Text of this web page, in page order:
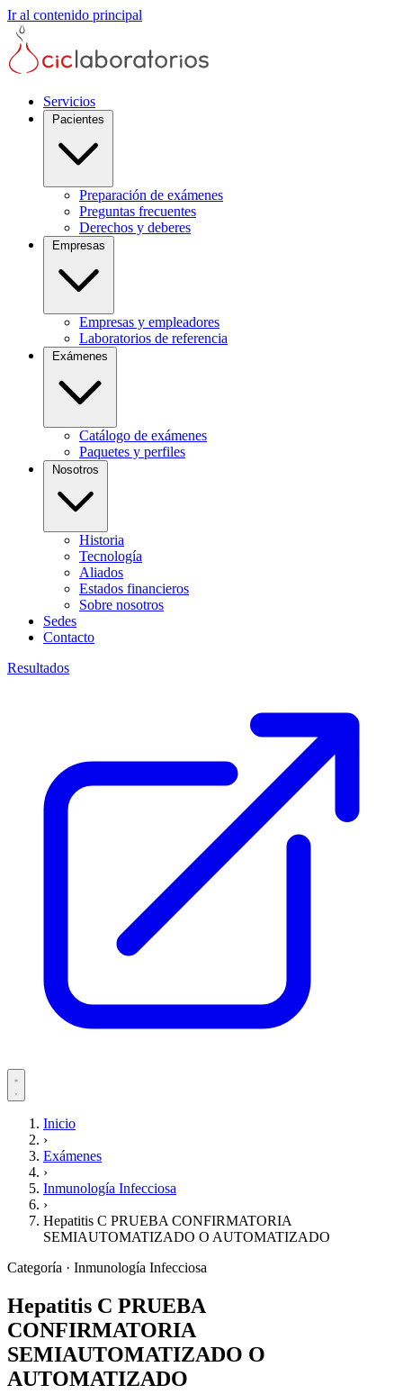
Ir al contenido principal
Servicios
Preparación de exámenes
Preguntas frecuentes
Derechos y deberes
Empresas y empleadores
Laboratorios de referencia
Catálogo de exámenes
Paquetes y perfiles
Historia
Tecnología
Aliados
Estados financieros
Sobre nosotros
Sedes
Contacto
Resultados
Servicios
Inicio
›
Exámenes
›
Inmunología Infecciosa
›
Hepatitis C PRUEBA CONFIRMATORIA
SEMIAUTOMATIZADO O AUTOMATIZADO
Categoría · Inmunología Infecciosa
Hepatitis C PRUEBA
CONFIRMATORIA
SEMIAUTOMATIZADO O
AUTOMATIZADO